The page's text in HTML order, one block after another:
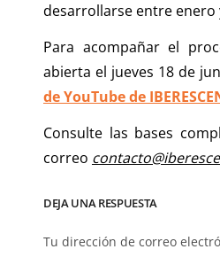
desarrollarse entre enero
Para acompañar el
abierta el jueves 18 de
de YouTube de
Consulte las bases
correo
DEJA UNA RESPUESTA
Tu dirección de correo